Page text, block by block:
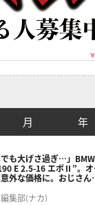
月 年
でも大げさ過ぎ…」
E 2.5-16 エボⅡ”。オ
外な価格に。おじさん
集部(ナカ)